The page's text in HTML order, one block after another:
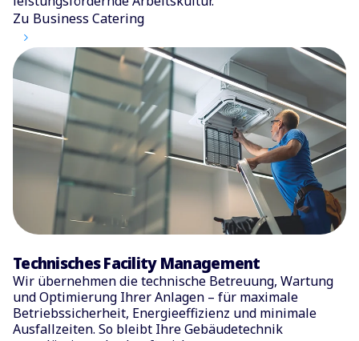
Zu Business Catering
Technisches Facility Management
Wir übernehmen die technische Betreuung, Wartung
und Optimierung Ihrer Anlagen – für maximale
Betriebssicherheit, Energieeffizienz und minimale
Ausfallzeiten. So bleibt Ihre Gebäudetechnik